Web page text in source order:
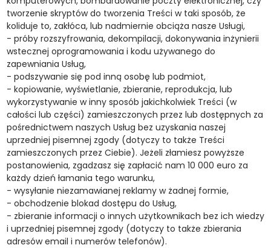
tworzenie skryptów do tworzenia Treści w taki sposób, że
koliduje to, zakłóca, lub nadmiernie obciąża nasze Usługi,
- próby rozszyfrowania, dekompilacji, dokonywania inżynierii
wstecznej oprogramowania i kodu używanego do
zapewniania Usług,
- podszywanie się pod inną osobę lub podmiot,
- kopiowanie, wyświetlanie, zbieranie, reprodukcja, lub
wykorzystywanie w inny sposób jakichkolwiek Treści (w
całości lub części) zamieszczonych przez lub dostępnych za
pośrednictwem naszych Usług bez uzyskania naszej
uprzedniej pisemnej zgody (dotyczy to także Treści
zamieszczonych przez Ciebie). Jeżeli złamiesz powyższe
postanowienia, zgadzasz się zapłacić nam 10 000 euro za
każdy dzień łamania tego warunku,
- wysyłanie niezamawianej reklamy w żadnej formie,
- obchodzenie blokad dostępu do Usług,
- zbieranie informacji o innych użytkownikach bez ich wiedzy
i uprzedniej pisemnej zgody (dotyczy to także zbierania
adresów email i numerów telefonów).